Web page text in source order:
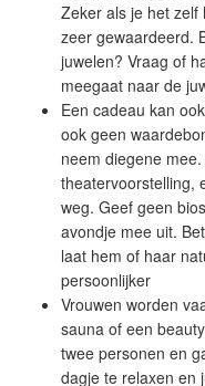
Zeker als je het zelf
zeer gewaardeerd.
juwelen? Vraag of
meegaat naar de
Een cadeau kan
ook geen
neem diegene
theatervoorstelling,
weg. Geef geen
avondje mee uit.
laat hem of haar
persoonlijker
Vrouwen worden
sauna of een
twee personen en
dagje te relaxen en